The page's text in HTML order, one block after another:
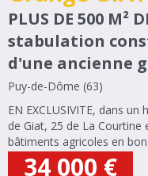
PLUS DE 500 M²
stabulation
d'une ancienne
Puy-de-Dôme (63)
EN EXCLUSIVITE, dans
de Giat, 25 de La Courtine
bâtiments agricoles en
stockage (ou autre) : 350
34 000 €